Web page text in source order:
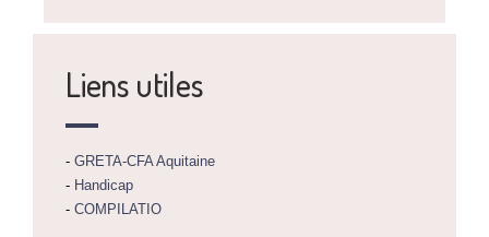
Liens utiles
- GRETA-CFA Aquitaine
- Handicap
- COMPILATIO